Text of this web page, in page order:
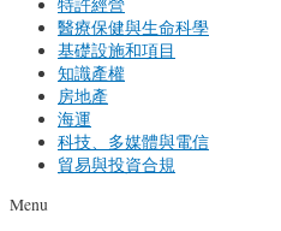
特許經營
醫療保健與生命科學
基礎設施和項目
知識產權
房地產
海運
科技、多媒體與電信
貿易與投資合規
Menu